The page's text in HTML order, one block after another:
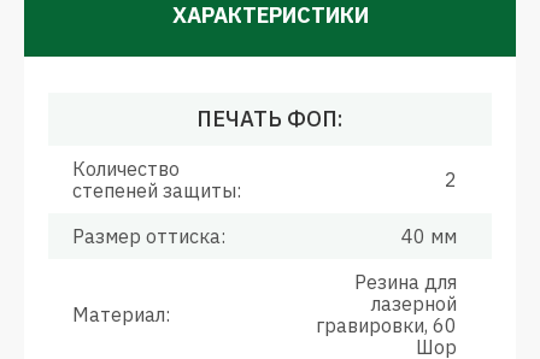
ХАРАКТЕРИСТИКИ
ПЕЧАТЬ ФОП:
Количество
степеней защиты:
2
Размер оттиска: 40 мм
Материал:
Резина для
лазерной
гравировки, 60
Шор